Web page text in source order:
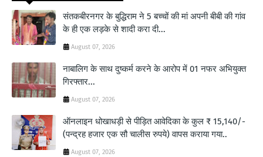
संतकबीरनगर के बुद्धिराम ने 5 बच्चों की मां अपनी बीबी की गांव
के ही एक लड़के से शादी करा दी...
August 07, 2026
नाबालिग के साथ दुष्कर्म करने के आरोप में 01 नफर अभियुक्त
गिरफ्तार...
August 07, 2026
ऑनलाइन धोखाधड़ी से पीड़ित आवेदिका के कुल ₹ 15,140/-
(पन्द्रह हजार एक सौ चालीस रुपये) वापस कराया गया..
August 07, 2026